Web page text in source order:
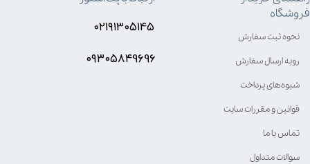
فروشگاه
نحوه ثبت سفارش
رویه ارسال سفارش
شیوه‌های پرداخت
قوانین و مقررات سایت
تماس با ما
سوالات متداول
۰۲۱۹۱۳۰۵۱۴۵
۰۹۳۰۵8۴9696